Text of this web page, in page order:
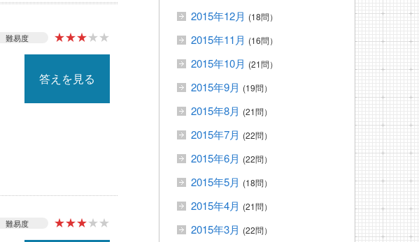
難易度 ★★★★★
答えを見る
難易度 ★★★★★
2015年12月 (18問）
2015年11月 (16問）
2015年10月 (21問）
2015年9月 (19問）
2015年8月 (21問）
2015年7月 (22問）
2015年6月 (22問）
2015年5月 (18問）
2015年4月 (21問）
2015年3月 (22問）